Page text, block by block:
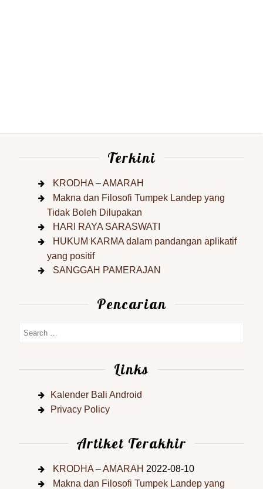
Terkini
KRODHA – AMARAH
Makna dan Filosofi Tumpek Landep yang
Tidak Boleh Dilupakan
HARI RAYA SARASWATI
HUKUM KARMA dalam pandangan aplikatif
yang positif
SANGGAH PAMERAJAN
Pencarian
Links
Kalender Bali Android
Privacy Policy
Artiket Terakhir
KRODHA – AMARAH 2022-08-10
Makna dan Filosofi Tumpek Landep yang